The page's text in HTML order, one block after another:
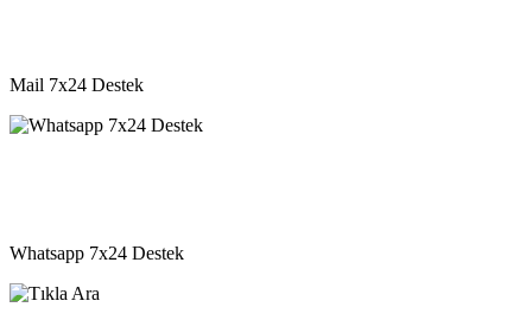
Mail 7x24 Destek
Whatsapp 7x24 Destek